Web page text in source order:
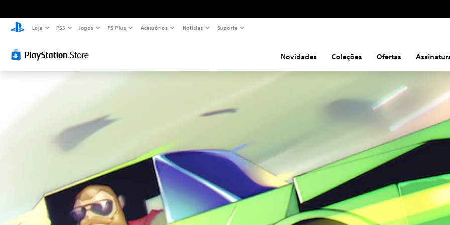
Loja PS5 Jogos PS Plus Acessórios Notícias Suporte
Novidades Coleções Ofertas